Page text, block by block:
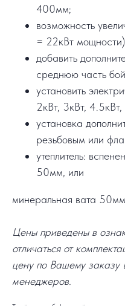
400мм;
возможность
= 22кВт
добавить
среднюю часть
установить
2кВт, 3кВт, 4.5кВт,
установка
резьбовым или
утеплитель:
50мм, или
минеральная вата 50мм.
Цены приведены в
отличаться от
цену по Вашему заказу
менеджеров.